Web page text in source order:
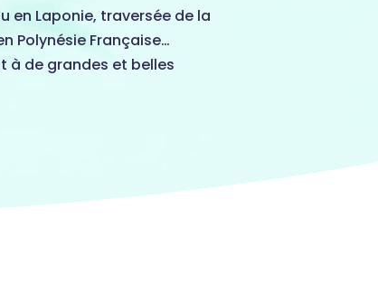
en Laponie, traversée de la
Polynésie Française…
à de grandes et belles